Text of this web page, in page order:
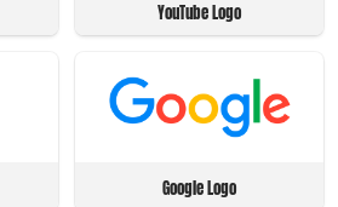
YouTube Logo
Google Logo